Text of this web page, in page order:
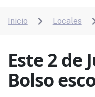
Inicio  Locales
Este 2 de
Bolso